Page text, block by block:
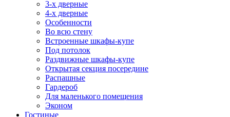
3-х дверные
4-х дверные
Особенности
Во всю стену
Встроенные шкафы-купе
Под потолок
Раздвижные шкафы-купе
Открытая секция посередине
Распашные
Гардероб
Для маленького помещения
Эконом
Гостиные